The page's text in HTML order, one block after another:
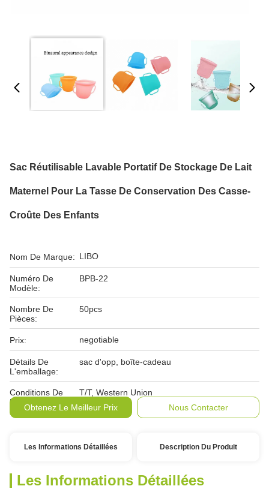
Sac Réutilisable Lavable Portatif De Stockage De Lait
Maternel Pour La Tasse De Conservation Des Casse-
Croûte Des Enfants
Nom De Marque: LIBO
Numéro De
Modèle:
BPB-22
Nombre De
Pièces:
50pcs
Prix: negotiable
Détails De
L'emballage:
sac d'opp, boîte-cadeau
Conditions De
Paiement:
T/T, Western Union
Obtenez Le Meilleur Prix
Nous Contacter
Les Informations Détaillées Description Du Produit
Les Informations Détaillées